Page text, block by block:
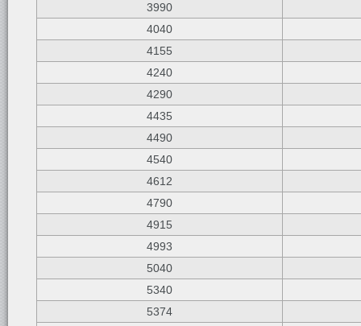
3990
4040
4155
4240
4290
4435
4490
4540
4612
4790
4915
4993
5040
5340
5374